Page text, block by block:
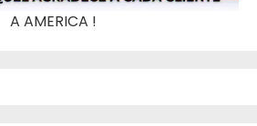
A AMERICA !